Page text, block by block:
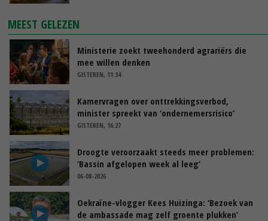
MEEST GELEZEN
Ministerie zoekt tweehonderd agrariërs die
mee willen denken
GISTEREN, 11:34
Kamervragen over onttrekkingsverbod,
minister spreekt van ‘ondernemersrisico’
GISTEREN, 16:27
Droogte veroorzaakt steeds meer problemen:
‘Bassin afgelopen week al leeg’
06-08-2026
Oekraïne-vlogger Kees Huizinga: ‘Bezoek van
de ambassade mag zelf groente plukken’